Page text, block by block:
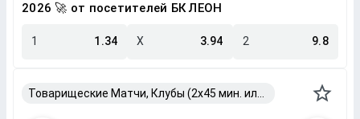
2026 🚀 от посетителей БК ЛЕОН
1 1.34 X 3.94 2 9.8